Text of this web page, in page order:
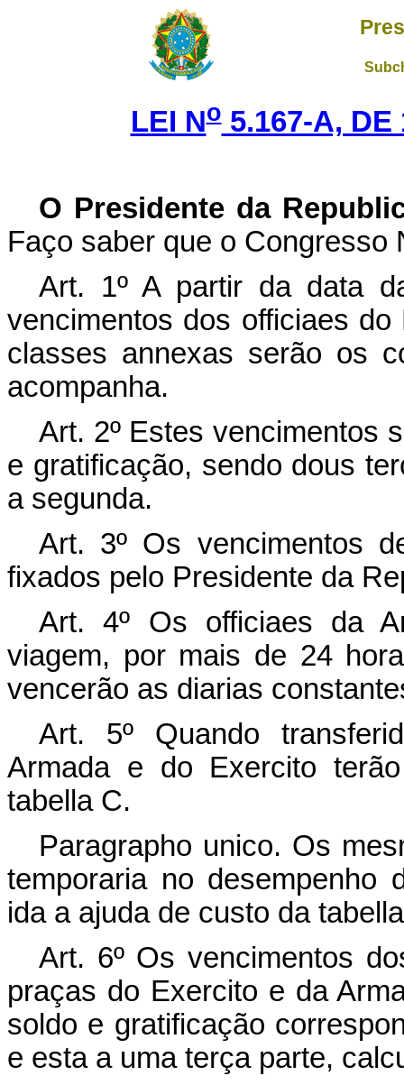
LEI No5.167-A, DE
O Presidente da
Faço saber que o Congresso
Art. 1º A partir da data
vencimentos dos officiaes
classes annexas serão os
acompanha.
Art. 2º Estes vencimentos
e gratificação, sendo dous
a segunda.
Art. 3º Os vencimentos
fixados pelo Presidente da
Art. 4º Os officiaes da
viagem, por mais de 24
vencerão as diarias
Art. 5º Quando
Armada e do Exercito
tabella C.
Paragrapho unico. Os
temporaria no desempenho
ida a ajuda de custo da
Art. 6º Os vencimentos
praças do Exercito e da
soldo e gratificação
e esta a uma terça parte,